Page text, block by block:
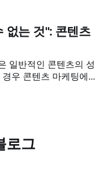
없는 것": 콘텐츠
일반적인 콘텐츠의 성
우 콘텐츠 마케팅에
문에, 많이 보여지고
성과 기준을 필요로 하
로그